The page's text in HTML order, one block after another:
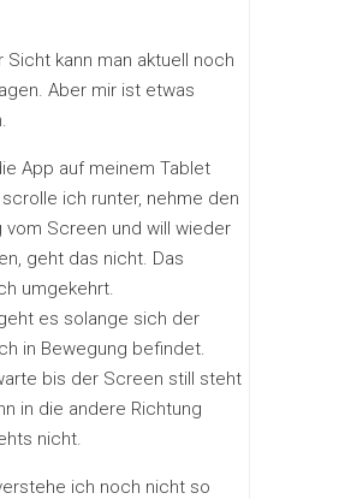
Sicht kann man aktuell noch
Aber mir ist etwas
App auf meinem Tablet
ich runter, nehme den
vom Screen und will wieder
geht das nicht. Das
umgekehrt.
es solange sich der
in Bewegung befindet.
bis der Screen still steht
in die andere Richtung
nicht.
ich noch nicht so